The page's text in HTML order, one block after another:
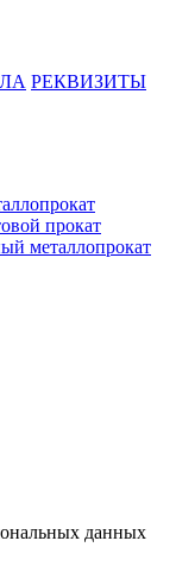
РЕКВИЗИТЫ
прокат
металлопрокат
данных